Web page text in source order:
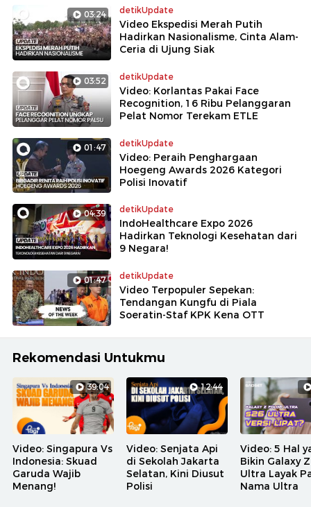
03:24 detikUpdate
Video Ekspedisi Merah Putih
Hadirkan Nasionalisme, Cinta Alam-
Ceria di Ujung Siak
03:52 detikUpdate
Video: Korlantas Pakai Face
Recognition, 16 Ribu Pelanggaran
Pelat Nomor Terekam ETLE
01:47 detikUpdate
Video: Peraih Penghargaan
Hoegeng Awards 2026 Kategori
Polisi Inovatif
04:39 detikUpdate
IndoHealthcare Expo 2026
Hadirkan Teknologi Kesehatan dari
9 Negara!
01:47 detikUpdate
Video Terpopuler Sepekan:
Tendangan Kungfu di Piala
Soeratin-Staf KPK Kena OTT
Rekomendasi Untukmu
39:04
Video: Singapura Vs
Indonesia: Skuad
Garuda Wajib
Menang!
12:44
Video: Senjata Api
di Sekolah Jakarta
Selatan, Kini Diusut
Polisi
Video: 5 Hal
Bikin Galaxy
Ultra Layak
Nama Ultra